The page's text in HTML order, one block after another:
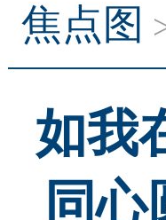
焦点图
如我
同